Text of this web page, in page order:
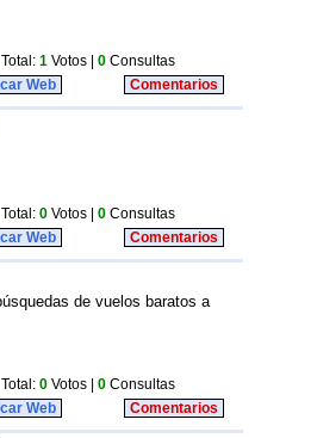
Total: 1 Votos | 0 Consultas
Web Comentarios
Total: 0 Votos | 0 Consultas
Web Comentarios
de vuelos baratos a
Total: 0 Votos | 0 Consultas
Web Comentarios